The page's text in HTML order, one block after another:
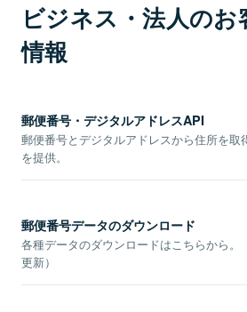
ビジネス・法人のお
情報
郵便番号・デジタルアドレスAPI
郵便番号とデジタルアドレスから住所を取
を提供。
郵便番号データのダウンロード
各種データのダウンロードはこちらから。
更新）